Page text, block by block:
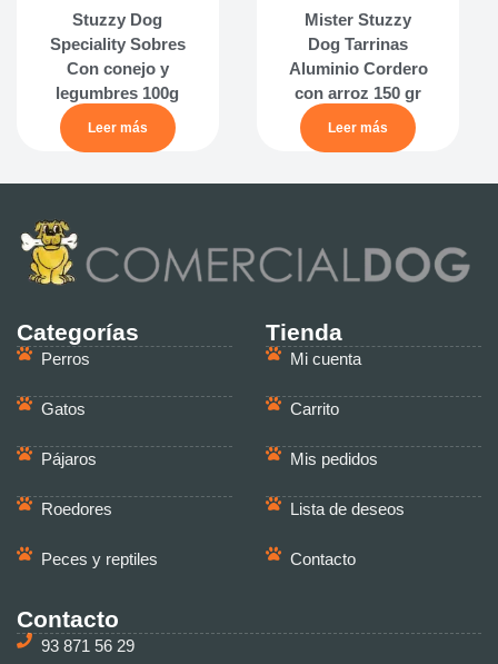
Stuzzy Dog
Speciality Sobres
Con conejo y
legumbres 100g
Leer más
Mister Stuzzy
Dog Tarrinas
Aluminio Cordero
con arroz 150 gr
Leer más
Categorías
Perros
Gatos
Pájaros
Roedores
Peces y reptiles
Tienda
Mi cuenta
Carrito
Mis pedidos
Lista de deseos
Contacto
Contacto
93 871 56 29